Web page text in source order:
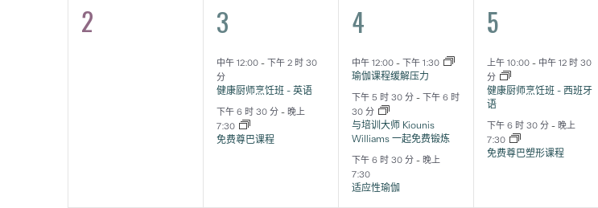
0
2
2
活
动,
3
中午 12:00 - 下午 2 时 30
分
健康厨师烹饪班 - 英语
下午 6 时 30 分 - 晚上
7:30
免费尊巴课程
3
活
动,
4
中午 12:00 - 下午 1:30
瑜伽课程缓解压力
下午 5 时 30 分 - 下午 6 时
30 分
与培训大师 Kiounis
Williams 一起免费锻炼
下午 6 时 30 分 - 晚上
7:30
适应性瑜伽
2
活
动,
5
上午 10:00 - 中午 12 时 30
分
健康厨师烹饪班 - 西班牙
语
下午 6 时 30 分 - 晚上
7:30
免费尊巴塑形课程